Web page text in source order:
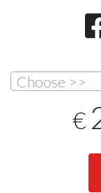
Choose >>
€